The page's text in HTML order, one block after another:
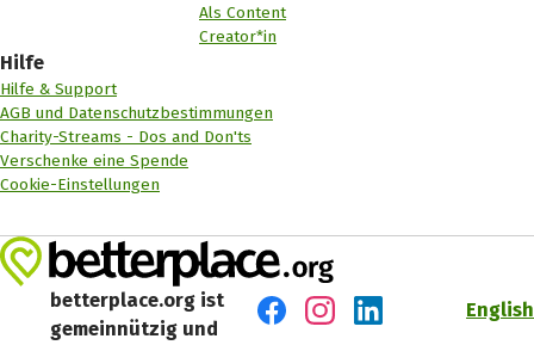
Als Content
Creator*in
Hilfe
Hilfe & Support
AGB und Datenschutzbestimmungen
Charity-Streams - Dos and Don'ts
Verschenke eine Spende
Cookie-Einstellungen
betterplace.org ist
gemeinnützig und
English